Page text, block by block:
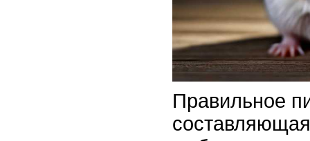
Правильное